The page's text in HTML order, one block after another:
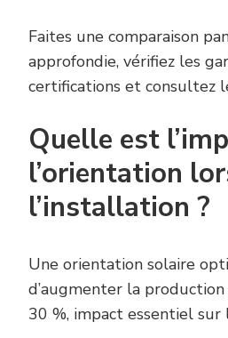
Faites une comparaison
approfondie, vérifiez les
certifications et consultez
Quelle est
l’orientation
l’installation ?
Une orientation solaire
d’augmenter la production
30 %, impact essentiel